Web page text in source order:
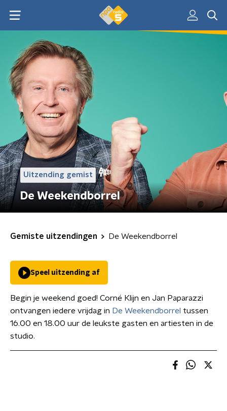
Uitzending gemist
De Weekendborrel
Gemiste uitzendingen De Weekendborrel
Speel uitzending af
Begin je weekend goed! Corné Klijn en Jan Paparazzi
ontvangen iedere vrijdag in De Weekendborrel tussen
16.00 en 18.00 uur de leukste gasten en artiesten in de
studio.